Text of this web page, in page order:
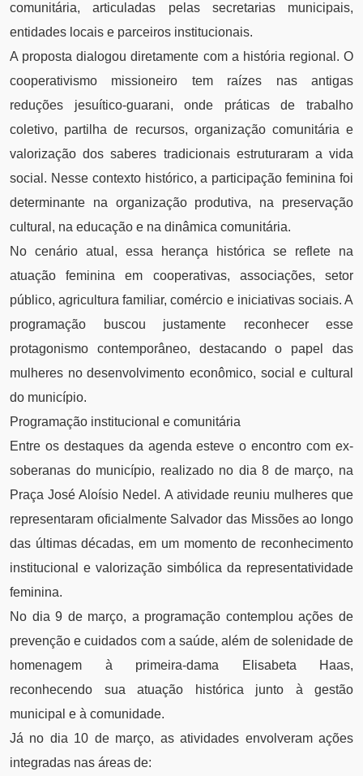
comunitária, articuladas pelas secretarias municipais,
entidades locais e parceiros institucionais.
A proposta dialogou diretamente com a história regional. O
cooperativismo missioneiro tem raízes nas antigas
reduções jesuítico-guarani, onde práticas de trabalho
coletivo, partilha de recursos, organização comunitária e
valorização dos saberes tradicionais estruturaram a vida
social. Nesse contexto histórico, a participação feminina foi
determinante na organização produtiva, na preservação
cultural, na educação e na dinâmica comunitária.
No cenário atual, essa herança histórica se reflete na
atuação feminina em cooperativas, associações, setor
público, agricultura familiar, comércio e iniciativas sociais. A
programação buscou justamente reconhecer esse
protagonismo contemporâneo, destacando o papel das
mulheres no desenvolvimento econômico, social e cultural
do município.
Programação institucional e comunitária
Entre os destaques da agenda esteve o encontro com ex-
soberanas do município, realizado no dia 8 de março, na
Praça José Aloísio Nedel. A atividade reuniu mulheres que
representaram oficialmente Salvador das Missões ao longo
das últimas décadas, em um momento de reconhecimento
institucional e valorização simbólica da representatividade
feminina.
No dia 9 de março, a programação contemplou ações de
prevenção e cuidados com a saúde, além de solenidade de
homenagem à primeira-dama Elisabeta Haas,
reconhecendo sua atuação histórica junto à gestão
municipal e à comunidade.
Já no dia 10 de março, as atividades envolveram ações
integradas nas áreas de: